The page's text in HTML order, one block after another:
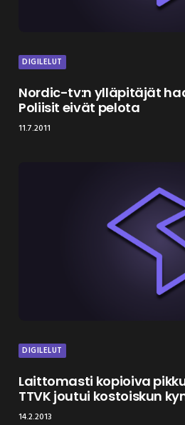
DIGILELUT
Nordic-tv:n ylläpitäjät
Poliisit eivät pelota
11.7.2011
DIGILELUT
Laittomasti kopioiva
TTVK joutui kostoiskun
14.2.2013